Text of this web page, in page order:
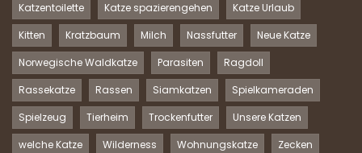
Katzentoilette
Katze spazierengehen
Katze Urlaub
Kitten
Kratzbaum Milch Nassfutter
Neue Katze
Norwegische Waldkatze
Parasiten
Ragdoll
Rassekatze
Rassen Siamkatzen
Spielkameraden
Spielzeug
Tierheim Trockenfutter
Unsere Katzen
welche Katze
Wilderness Wohnungskatze
Zecken